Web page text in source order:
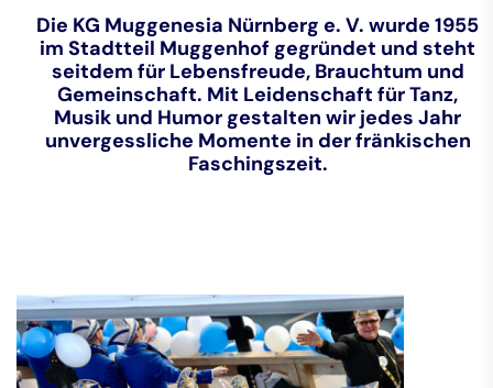
Die KG Muggenesia Nürnberg e. V. wurde 1955
im Stadtteil Muggenhof gegründet und steht
seitdem für Lebensfreude, Brauchtum und
Gemeinschaft. Mit Leidenschaft für Tanz,
Musik und Humor gestalten wir jedes Jahr
unvergessliche Momente in der fränkischen
Faschingszeit.